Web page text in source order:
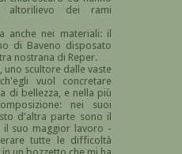
altorilievo dei rami
anche nei materiali: il
di Baveno disposato
nostrana di Reper.
uno scultore dalle vaste
vuol concretare
di bellezza, e nella più
nei suoi
d'altra parte sono il
suo maggior lavoro -
tutte le difficoltà